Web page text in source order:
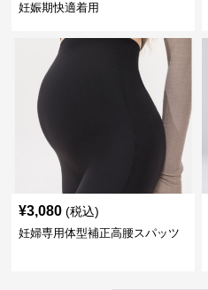
妊娠期快適着用
¥3,080 (税込)
妊婦専用体型補正高腰スパッツ